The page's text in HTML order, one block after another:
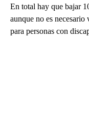
En total hay que bajar
aunque no es
para personas con